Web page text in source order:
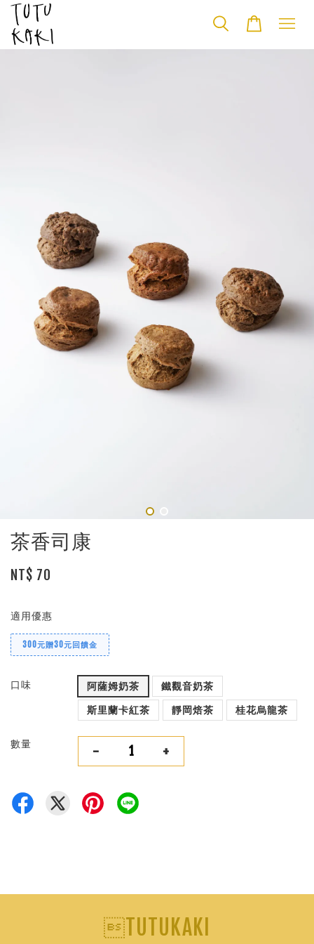
茶香司康
NT$ 70
適用優惠
300元贈30元回饋金
口味 阿薩姆奶茶
鐵觀音奶茶
斯里蘭卡紅茶
靜岡焙茶 桂花烏龍茶
數量 - +
TUTUKAKI